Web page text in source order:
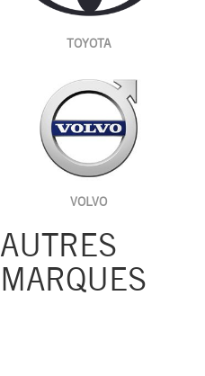
TOYOTA
VOLVO
AUTRES
MARQUES